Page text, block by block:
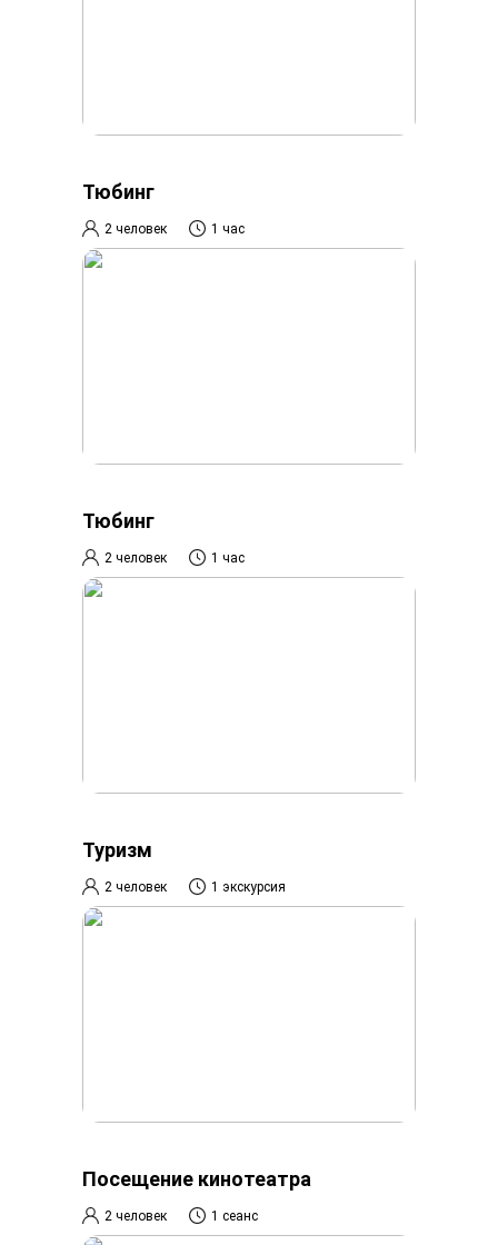
Тюбинг
2 человек 1 час
Тюбинг
2 человек 1 час
Туризм
2 человек 1 экскурсия
Посещение кинотеатра
2 человек 1 сеанс